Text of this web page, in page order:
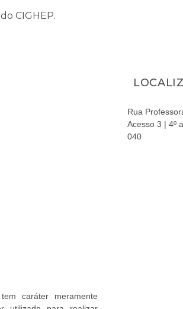
CIGHEP.
caráter meramente
Rua
Acesso 3 | 4º
040